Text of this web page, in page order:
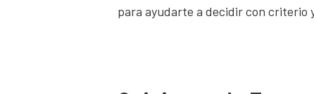
para ayudarte a decidir con criterio